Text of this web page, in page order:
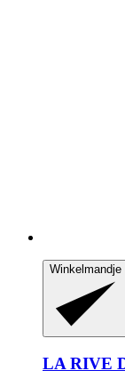
Winkelmandje
LA RIVE